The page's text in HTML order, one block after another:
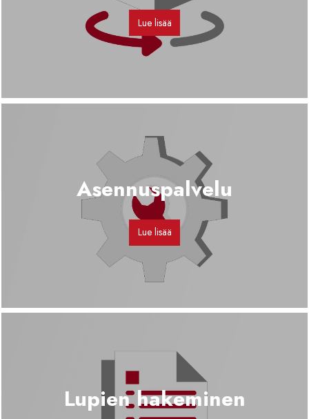
Lue lisää
Asennuspalvelu
Lue lisää
Lupien hakeminen